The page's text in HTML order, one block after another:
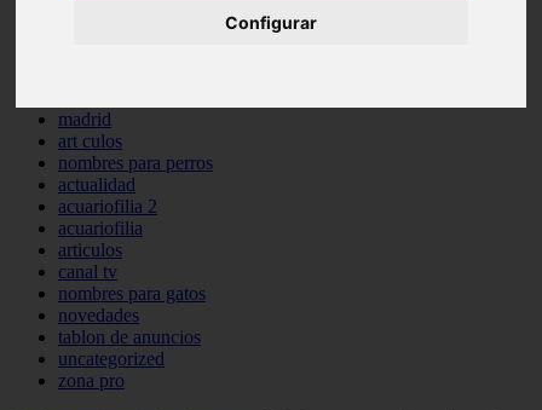
Configurar
madrid
art culos
nombres para perros
actualidad
acuariofilia 2
acuariofilia
articulos
canal tv
nombres para gatos
novedades
tablon de anuncios
uncategorized
zona pro